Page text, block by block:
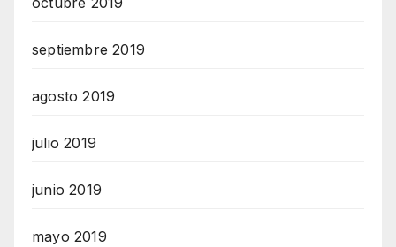
septiembre 2019
agosto 2019
julio 2019
junio 2019
mayo 2019